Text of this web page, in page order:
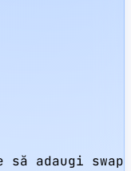
adaugi swap